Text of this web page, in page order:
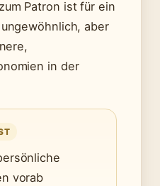
Patron ist für ein
aber
in der
vorab